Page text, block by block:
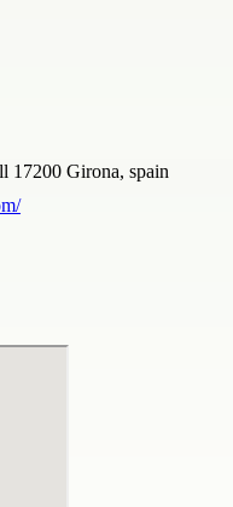
17200 Girona, spain